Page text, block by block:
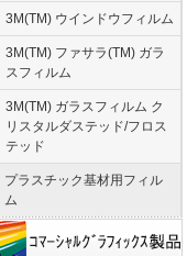
3M(TM) ウインドウフィルム
3M(TM) ファサラ(TM) ガラ
スフィルム
3M(TM) ガラスフィルム ク
リスタルダステッド/フロス
テッド
プラスチック基材用フィル
ム